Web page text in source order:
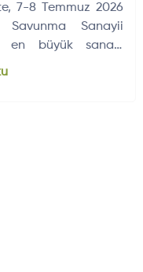
7-8 Temmuz 2026
Savunma Sanayii
en büyük sanayi